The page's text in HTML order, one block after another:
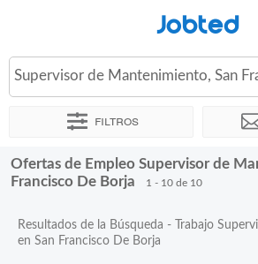
Jobted
Supervisor de Mantenimiento, San
Filtros
Ordenar por Ubicación exacta
Ofertas de Empleo Supervisor de
Francisco De Borja
1 - 10 de 10
Resultados de la Búsqueda - Trabajo
en San Francisco De Borja